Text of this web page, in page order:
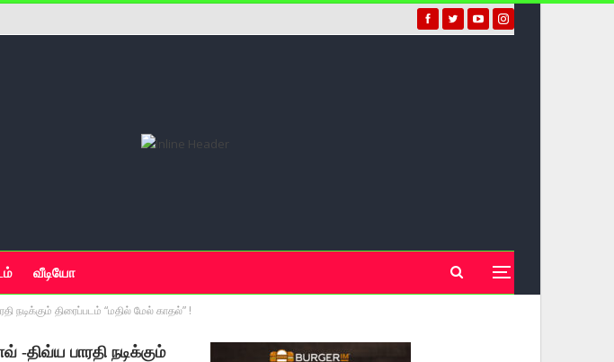
வீடியோ
திரைப்படம் “மதில் மேல் காதல்” !
திவ்ய பாரதி நடிக்கும்